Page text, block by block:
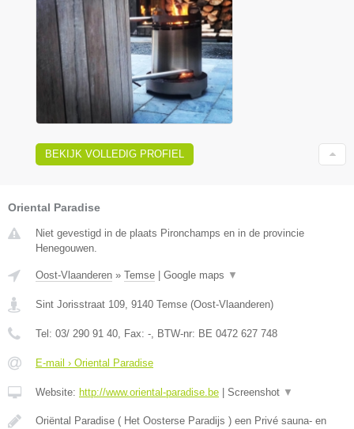
BEKIJK VOLLEDIG PROFIEL
Oriental Paradise
Niet gevestigd in de plaats Pironchamps en in de provincie
Henegouwen.
Oost-Vlaanderen » Temse Google maps ▼
Sint Jorisstraat 109, 9140 Temse (Oost-Vlaanderen)
Tel: 03/ 290 91 40, Fax: -, BTW-nr: BE 0472 627 748
E-mail › Oriental Paradise
Website: http://www.oriental-paradise.be Screenshot ▼
Oriëntal Paradise ( Het Oosterse Paradijs ) een Privé sauna- en